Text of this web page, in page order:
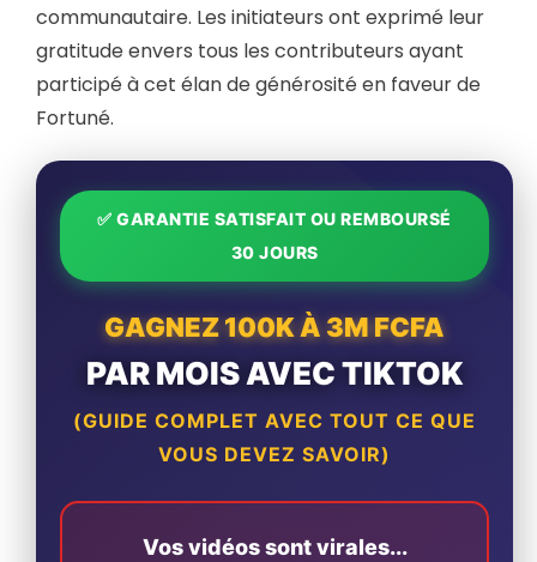
communautaire. Les initiateurs ont exprimé leur
gratitude envers tous les contributeurs ayant
participé à cet élan de générosité en faveur de
Fortuné.
✅ GARANTIE SATISFAIT OU REMBOURSÉ
30 JOURS
GAGNEZ 100K À 3M FCFA
PAR MOIS AVEC TIKTOK
(GUIDE COMPLET AVEC TOUT CE QUE
VOUS DEVEZ SAVOIR)
Vos vidéos sont virales...